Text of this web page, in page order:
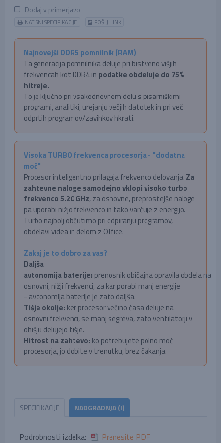
Dodaj v primerjavo
NATISNI SPECIFIKACIJE POŠLJI LINK
Najnovejši DDR5 pomnilnik (RAM)
Ta generacija pomnilnika deluje pri bistveno višjih
frekvencah kot DDR4 in podatke obdeluje do 75%
hitreje.
To je ključno pri vsakodnevnem delu s pisarniškimi
programi, analitiki, urejanju večjih datotek in pri več
odprtih programov/zavihkov hkrati.
Visoka TURBO frekvenca procesorja - "dodatna
moč"
Procesor inteligentno prilagaja frekvenco delovanja. Za
zahtevne naloge samodejno vklopi visoko turbo
frekvenco 5.20 GHz, za osnovne, preprostejše naloge
pa uporabi nižjo frekvenco in tako varčuje z energijo.
Turbo najbolj občutimo pri odpiranju programov,
obdelavi videa in delom z Office.
Zakaj je to dobro za vas?
Daljša
avtonomija baterije: prenosnik običajna opravila obdela na
osnovni, nižji frekvenci, za kar porabi manj energije
- avtonomija baterije je zato daljša.
Tišje okolje: ker procesor večino časa deluje na
osnovni frekvenci, se manj segreva, zato ventilatorji v
ohišju delujejo tišje.
Hitrost na zahtevo: ko potrebujete polno moč
procesorja, jo dobite v trenutku, brez čakanja.
SPECIFIKACIJE NADGRADNJA (!)
Podrobnosti izdelka: Prenesite PDF